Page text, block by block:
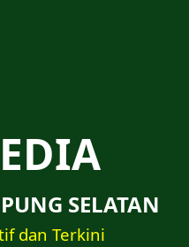
SELATAN
dan Terkini